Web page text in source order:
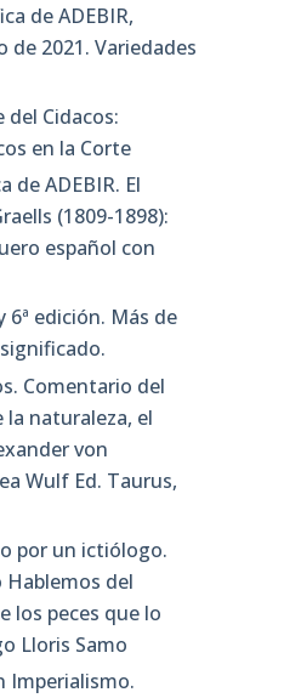
de ADEBIR,
de 2021. Variedades
del Cidacos:
en la Corte
de ADEBIR. El
(1809-1898):
español con
edición. Más de
Comentario del
la naturaleza, el
von
Wulf Ed. Taurus,
por un ictiólogo.
del
los peces que lo
Lloris Samo
Imperialismo.